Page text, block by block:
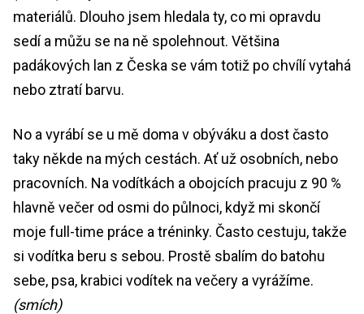
materiálů. Dlouho jsem hledala ty, co mi opravdu
sedí a můžu se na ně spolehnout. Většina
padákových lan z Česka se vám totiž po chvílí vytahá
nebo ztratí barvu.
No a vyrábí se u mě doma v obýváku a dost často
taky někde na mých cestách. Ať už osobních, nebo
pracovních. Na vodítkách a obojcích pracuju z 90 %
hlavně večer od osmi do půlnoci, když mi skončí
moje full-time práce a tréninky. Často cestuju, takže
si vodítka beru s sebou. Prostě sbalím do batohu
sebe, psa, krabici vodítek na večery a vyrážíme.
(smích)